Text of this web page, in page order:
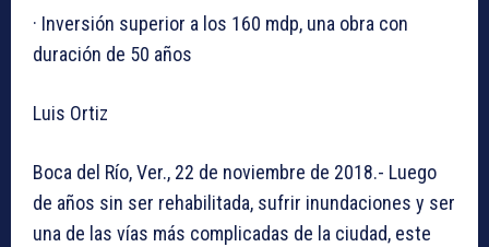
· Inversión superior a los 160 mdp, una obra con
duración de 50 años
Luis Ortiz
Boca del Río, Ver., 22 de noviembre de 2018.- Luego
de años sin ser rehabilitada, sufrir inundaciones y ser
una de las vías más complicadas de la ciudad, este